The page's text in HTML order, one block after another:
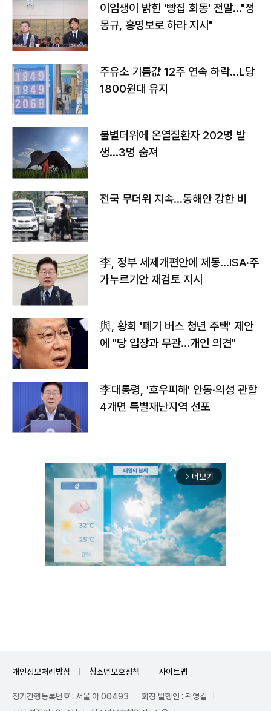
이임생이 밝힌 '빵집 회동' 전말…"정
몽규, 홍명보로 하라 지시"
주유소 기름값 12주 연속 하락…L당
1800원대 유지
불볕더위에 온열질환자 202명 발
생…3명 숨져
전국 무더위 지속…동해안 강한 비
李, 정부 세제개편안에 제동…ISA·주
가누르기안 재검토 지시
與, 황희 '폐기 버스 청년 주택' 제안
에 "당 입장과 무관…개인 의견"
李대통령, '호우피해' 안동·의성 관할
4개면 특별재난지역 선포
arrow_forward_ios 더보기
개인정보처리방침 청소년보호정책 사이트맵
정기간행등록번호 : 서울 아 00493
회장·발행인 : 곽영길